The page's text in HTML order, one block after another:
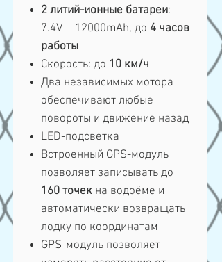
2 литий-ионные батареи:
7.4V – 12000mAh, до 4 часов
работы
Скорость: до 10 км/ч
Два независимых мотора
обеспечивают любые
повороты и движение назад
LED-подсветка
Встроенный GPS-модуль
позволяет записывать до
160 точек на водоёме и
автоматически возвращать
лодку по координатам
GPS-модуль позволяет